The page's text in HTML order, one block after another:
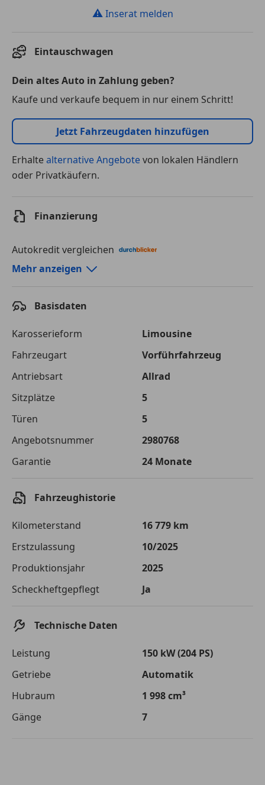
⚠ Inserat melden
Eintauschwagen
Dein altes Auto in Zahlung geben?
Kaufe und verkaufe bequem in nur einem Schritt!
Jetzt Fahrzeugdaten hinzufügen
Erhaltealternative Angebotevon lokalen Händlern
oder Privatkäufern.
Finanzierung
Autokredit vergleichen
Autokredit-Rechner von durchblicker.at
Laufzeit
120 Monate
Kreditbetrag
€ 47 000,-
Zu zahlender
Gesamtbetrag
€ 66 214,-
Einberechnete Gebühren
€ 0,-
Effektivzinsatz
7,50 %
von der von Ihnen gewählten Bank. Rückzahlungszeitraum 1-10
Mehr anzeigen
Basisdaten
Karosserieform
Limousine
Fahrzeugart
Vorführfahrzeug
Antriebsart
Allrad
Sitzplätze
5
Türen
5
Angebotsnummer
2980768
Garantie
24 Monate
Fahrzeughistorie
Kilometerstand
16 779 km
Erstzulassung
10/2025
Produktionsjahr
2025
Scheckheftgepflegt
Ja
Technische Daten
Leistung
150 kW (204 PS)
Getriebe
Automatik
Hubraum
1 998 cm³
Gänge
7